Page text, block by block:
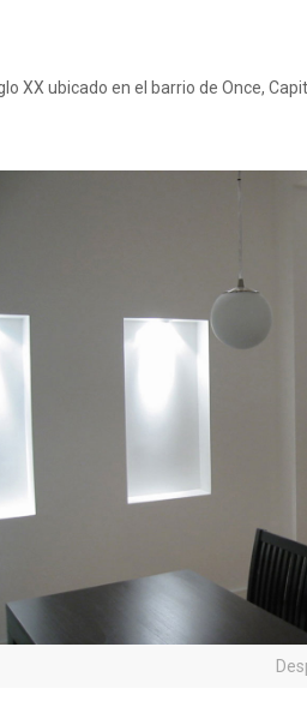
XX ubicado en el barrio de Once,